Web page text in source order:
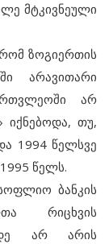
მტკივნეული
ზოგიერთის
არავითარი
არ
იქნებოდა, თუ,
1994 წელსვე
წელს.
ბანკის
რიცხვის
არ არის